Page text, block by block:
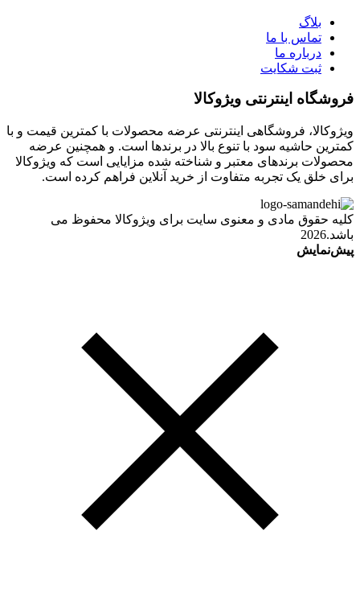
بلاگ
تماس با ما
درباره ما
ثبت شکایت
فروشگاه اینترنتی ویژوکالا
ویژوکالا، فروشگاهی اینترنتی عرضه محصولات با کمترین قیمت و با
کمترین حاشیه سود با تنوع بالا در برندها است. و همچنین عرضه
محصولات برندهای معتبر و شناخته شده مزایایی است که ویژوکالا
برای خلق یک تجربه متفاوت از خرید آنلاین فراهم کرده است.
کلیه حقوق مادی و معنوی سایت برای ویژوکالا محفوظ می
باشد.2026
پیش‌نمایش